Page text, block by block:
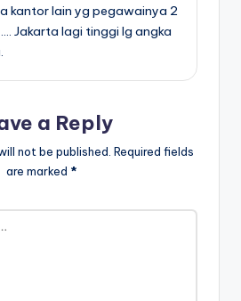
kantor lain yg pegawainya 2
Jakarta lagi tinggi lg angka
a Reply
not be published. Required fields
are marked *